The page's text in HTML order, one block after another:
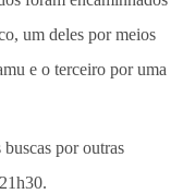
um deles por meios
e o terceiro por uma
buscas por outras